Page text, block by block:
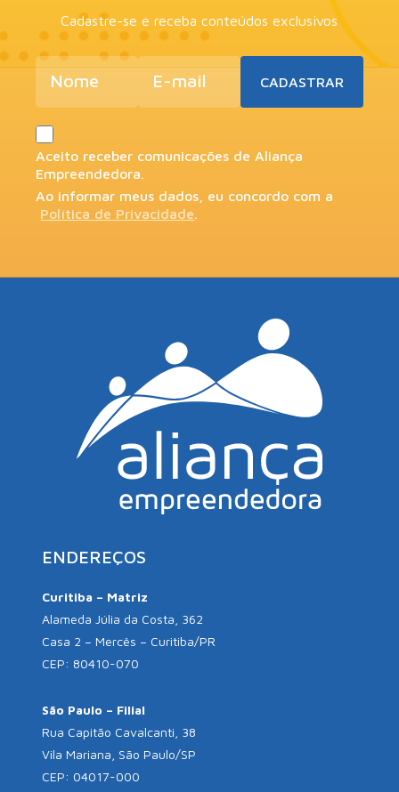
Cadastre-se e receba conteúdos exclusivos
Aceito receber comunicações de Aliança
Empreendedora.
Ao informar meus dados, eu concordo com a
Política de Privacidade.
ENDEREÇOS
Curitiba – Matriz
Alameda Júlia da Costa, 362
Casa 2 – Mercês – Curitiba/PR
CEP: 80410-070
São Paulo – Filial
Rua Capitão Cavalcanti, 38
Vila Mariana, São Paulo/SP
CEP: 04017-000